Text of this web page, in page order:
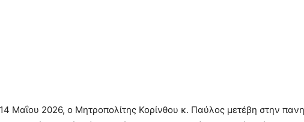
Μαΐου 2026, ο Μητροπολίτης Κορίνθου κ. Παύλος μετέβη στην